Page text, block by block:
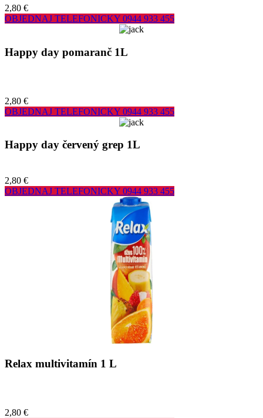
2,80 €
OBJEDNAJ TELEFONICKY 0944 933 455
Happy day pomaranč 1L
2,80 €
OBJEDNAJ TELEFONICKY 0944 933 455
Happy day červený grep 1L
2,80 €
OBJEDNAJ TELEFONICKY 0944 933 455
Relax multivitamín 1 L
2,80 €